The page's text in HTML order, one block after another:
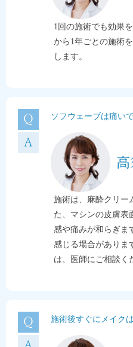
1回の施術でも効果
から1年ごとの施術
します。
ソフウェーブは痛い
施術は、麻酔クリー
た、マシンの皮膚表
感や痛みが和らぎま
感じる場合がありま
は、医師にご相談く
施術後すぐにメイク